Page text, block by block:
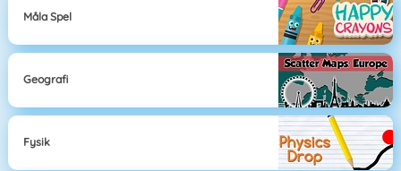
Måla Spel
Geografi
Fysik